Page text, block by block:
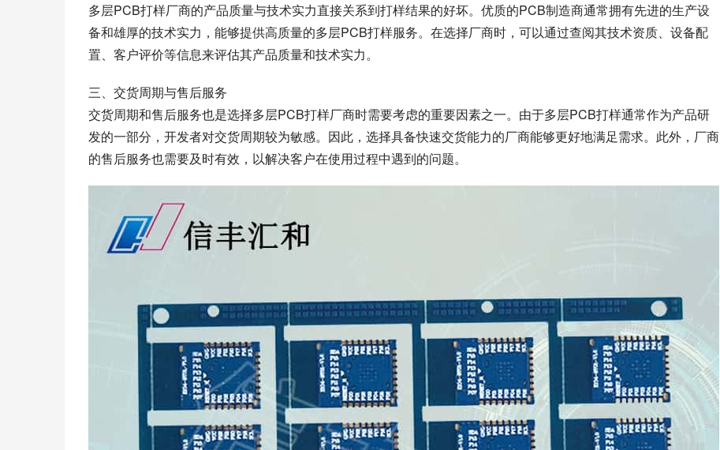
多层PCB打样厂商的产品质量与技术实力直接关系到打样结果的好坏。优质的PCB制造商通常拥有先进的生产设
备和雄厚的技术实力，能够提供高质量的多层PCB打样服务。在选择厂商时，可以通过查阅其技术资质、设备配
置、客户评价等信息来评估其产品质量和技术实力。
三、交货周期与售后服务
交货周期和售后服务也是选择多层PCB打样厂商时需要考虑的重要因素之一。由于多层PCB打样通常作为产品研
发的一部分，开发者对交货周期较为敏感。因此，选择具备快速交货能力的厂商能够更好地满足需求。此外，厂商
的售后服务也需要及时有效，以解决客户在使用过程中遇到的问题。